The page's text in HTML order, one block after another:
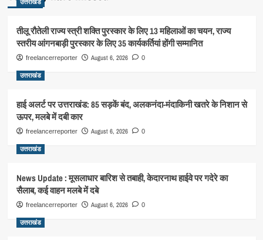
उत्तराखंड
तीलू रौतेली राज्य स्त्री शक्ति पुरस्कार के लिए 13 महिलाओं का चयन, राज्य
स्तरीय आंगनबाड़ी पुरस्कार के लिए 35 कार्यकर्तियां होंगी सम्मानित
freelancerreporter August 6, 2026 0
उत्तराखंड
हाई अलर्ट पर उत्तराखंड: 85 सड़कें बंद, अलकनंदा-मंदाकिनी खतरे के निशान से
ऊपर, मलबे में दबी कार
freelancerreporter August 6, 2026 0
उत्तराखंड
News Update : मूसलाधार बारिश से तबाही, केदारनाथ हाईवे पर गदेरे का
सैलाब, कई वाहन मलबे में दबे
freelancerreporter August 6, 2026 0
उत्तराखंड